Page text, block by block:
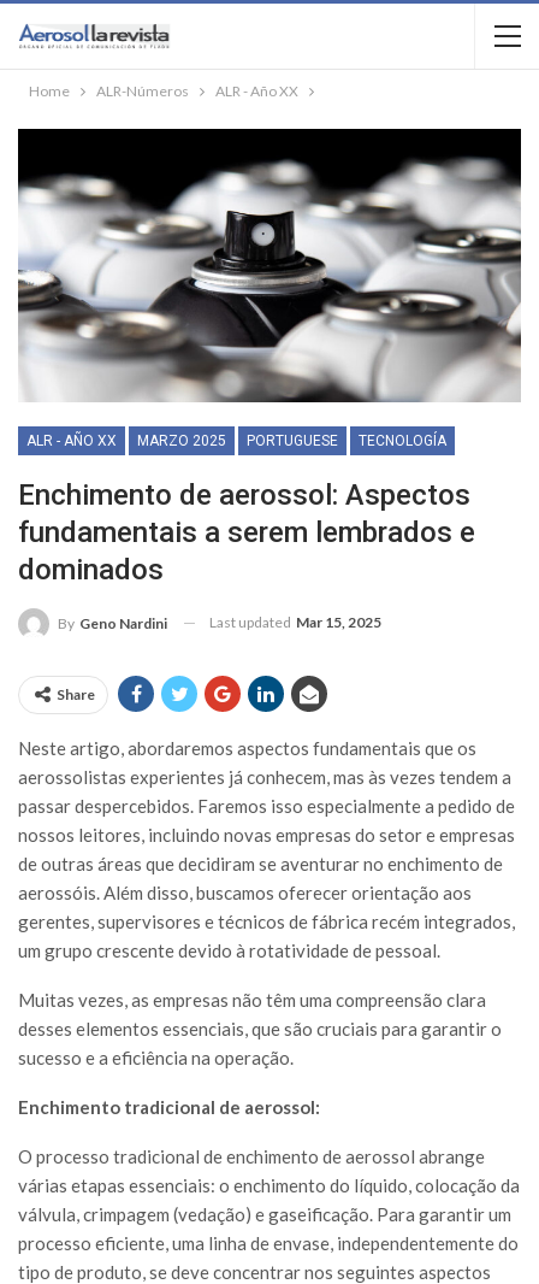
Home ALR-Números ALR - Año XX
ALR - AÑO XX MARZO 2025 PORTUGUESE TECNOLOGÍA
Enchimento de aerossol: Aspectos
fundamentais a serem lembrados e
dominados
By Geno Nardini Last updated Mar 15, 2025
Share
Neste artigo, abordaremos aspectos fundamentais que os
aerossolistas experientes já conhecem, mas às vezes tendem a
passar despercebidos. Faremos isso especialmente a pedido de
nossos leitores, incluindo novas empresas do setor e empresas
de outras áreas que decidiram se aventurar no enchimento de
aerossóis. Além disso, buscamos oferecer orientação aos
gerentes, supervisores e técnicos de fábrica recém integrados,
um grupo crescente devido à rotatividade de pessoal.
Muitas vezes, as empresas não têm uma compreensão clara
desses elementos essenciais, que são cruciais para garantir o
sucesso e a eficiência na operação.
Enchimento tradicional de aerossol:
O processo tradicional de enchimento de aerossol abrange
várias etapas essenciais: o enchimento do líquido, colocação da
válvula, crimpagem (vedação) e gaseificação. Para garantir um
processo eficiente, uma linha de envase, independentemente do
tipo de produto, se deve concentrar nos seguintes aspectos